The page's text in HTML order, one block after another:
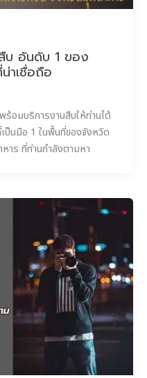
บ อันดับ 1 ของ
าเชื่อถือ
อมบริการงานสืบให้ท่านได้
ป็นมือ 1 ในพื้นที่ของจังหวัด
าร ที่ท่านกำลังตามหา